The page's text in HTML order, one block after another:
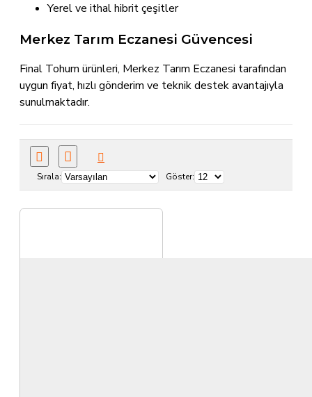
Yerel ve ithal hibrit çeşitler
Merkez Tarım Eczanesi Güvencesi
Final Tohum ürünleri, Merkez Tarım Eczanesi tarafından
uygun fiyat, hızlı gönderim ve teknik destek avantajıyla
sunulmaktadır.
Sırala: Göster: